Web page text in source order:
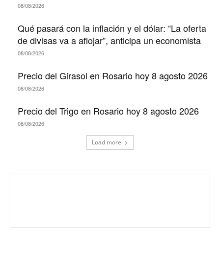
08/08/2026
Qué pasará con la inflación y el dólar: “La oferta
de divisas va a aflojar”, anticipa un economista
08/08/2026
Precio del Girasol en Rosario hoy 8 agosto 2026
08/08/2026
Precio del Trigo en Rosario hoy 8 agosto 2026
08/08/2026
Load more